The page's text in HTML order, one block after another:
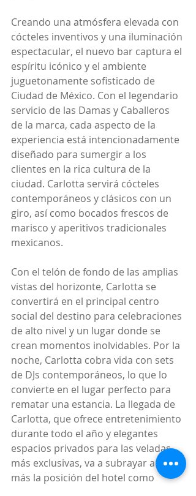
Creando una atmósfera elevada con
cócteles inventivos y una iluminación
espectacular, el nuevo bar captura el
espíritu icónico y el ambiente
juguetonamente sofisticado de
Ciudad de México. Con el legendario
servicio de las Damas y Caballeros
de la marca, cada aspecto de la
experiencia está intencionadamente
diseñado para sumergir a los
clientes en la rica cultura de la
ciudad. Carlotta servirá cócteles
contemporáneos y clásicos con un
giro, así como bocados frescos de
marisco y aperitivos tradicionales
mexicanos.
Con el telón de fondo de las amplias
vistas del horizonte, Carlotta se
convertirá en el principal centro
social del destino para celebraciones
de alto nivel y un lugar donde se
crean momentos inolvidables. Por la
noche, Carlotta cobra vida con sets
de DJs contemporáneos, lo que lo
convierte en el lugar perfecto para
rematar una estancia. La llegada de
Carlotta, que ofrece entretenimiento
durante todo el año y elegantes
espacios privados para las veladas
más exclusivas, va a subrayar aún
más la posición del hotel como